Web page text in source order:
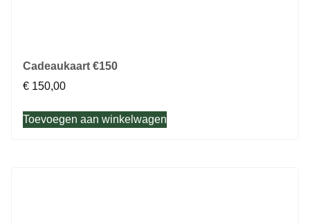
Cadeaukaart €150
€ 150,00
Toevoegen aan winkelwagen